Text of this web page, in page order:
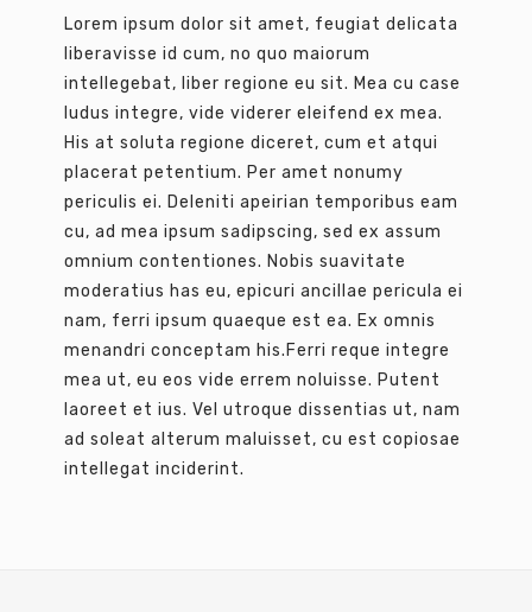
Lorem ipsum dolor sit amet, feugiat delicata
liberavisse id cum, no quo maiorum
intellegebat, liber regione eu sit. Mea cu case
ludus integre, vide viderer eleifend ex mea.
His at soluta regione diceret, cum et atqui
placerat petentium. Per amet nonumy
periculis ei. Deleniti apeirian temporibus eam
cu, ad mea ipsum sadipscing, sed ex assum
omnium contentiones. Nobis suavitate
moderatius has eu, epicuri ancillae pericula ei
nam, ferri ipsum quaeque est ea. Ex omnis
menandri conceptam his.Ferri reque integre
mea ut, eu eos vide errem noluisse. Putent
laoreet et ius. Vel utroque dissentias ut, nam
ad soleat alterum maluisset, cu est copiosae
intellegat inciderint.